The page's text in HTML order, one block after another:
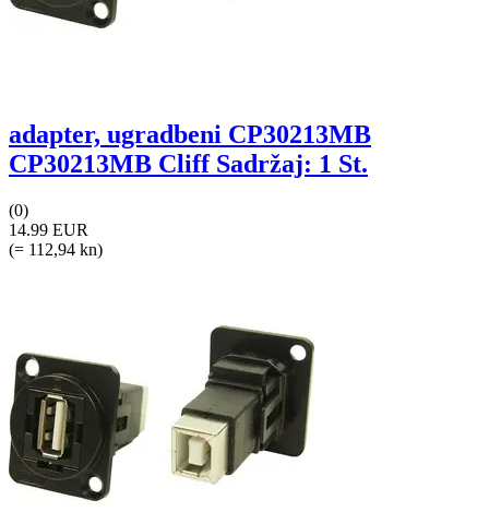
adapter, ugradbeni CP30213MB
CP30213MB Cliff Sadržaj: 1 St.
(0)
14.99 EUR
(= 112,94 kn)